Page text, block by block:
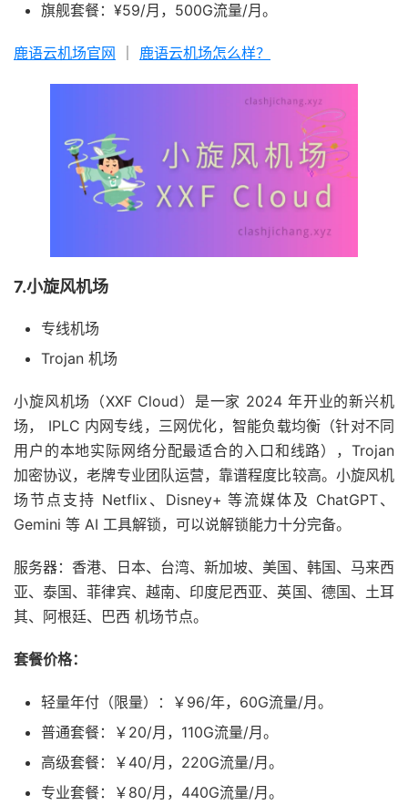
旗舰套餐：¥59/月，500G流量/月。
鹿语云机场官网 鹿语云机场怎么样？
7.小旋风机场
专线机场
Trojan 机场
小旋风机场（XXF Cloud）是一家 2024 年开业的新兴机
场， IPLC 内网专线，三网优化，智能负载均衡（针对不同
用户的本地实际网络分配最适合的入口和线路），Trojan
加密协议，老牌专业团队运营，靠谱程度比较高。小旋风机
场节点支持 Netflix、Disney+ 等流媒体及 ChatGPT、
Gemini 等 AI 工具解锁，可以说解锁能力十分完备。
服务器：香港、日本、台湾、新加坡、美国、韩国、马来西
亚、泰国、菲律宾、越南、印度尼西亚、英国、德国、土耳
其、阿根廷、巴西 机场节点。
套餐价格：
轻量年付（限量）：￥96/年，60G流量/月。
普通套餐：￥20/月，110G流量/月。
高级套餐：￥40/月，220G流量/月。
专业套餐：￥80/月，440G流量/月。